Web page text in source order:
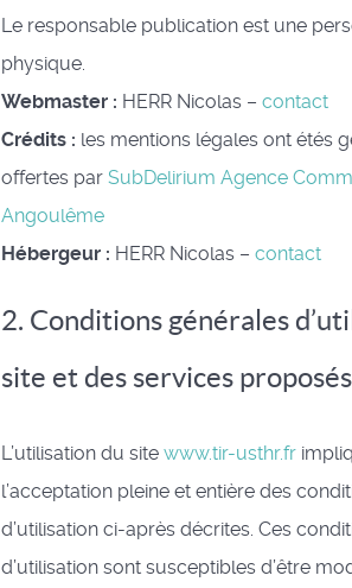
Le responsable publication est une
physique.
Webmaster : HERR Nicolas – contact
Crédits : les mentions légales ont étés
offertes par SubDelirium Agence
Angoulême
Hébergeur : HERR Nicolas – contact
2. Conditions générales
site et des services
L’utilisation du site www.tir-usthr.fr
l’acceptation pleine et entière des
d’utilisation ci-après décrites. Ces
d’utilisation sont susceptibles d’être